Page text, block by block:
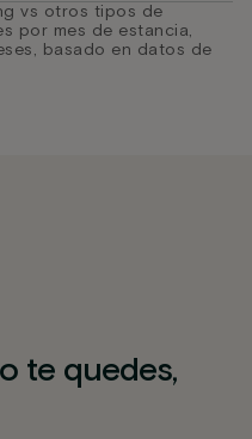
vs otros tipos de
por mes de estancia,
basado en datos de
te quedes,